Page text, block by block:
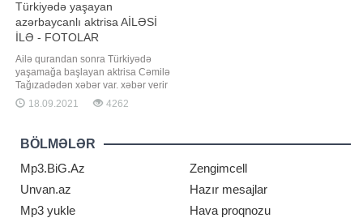
Türkiyədə yaşayan
azərbaycanlı aktrisa AİLƏSİ
İLƏ - FOTOLAR
Ailə qurandan sonra Türkiyədə
yaşamağa başlayan aktrisa Cəmilə
Tağızadədən xəbər var. xəbər verir
ki, aktrisa instaqram hesabında yeni
fotolarını paylaşıb. Fotolarda onun
da yer alıb. Onun paylaşımı
izləyicilərin marağına səbəb olub.
Fotolara çoxsaylı bəyəni gəlib. Qey
18.09.2021 4262
BÖLMƏLƏR
Mp3.BiG.Az
Zengimcell
Unvan.az
Hazır mesajlar
Mp3 yukle
Hava proqnozu